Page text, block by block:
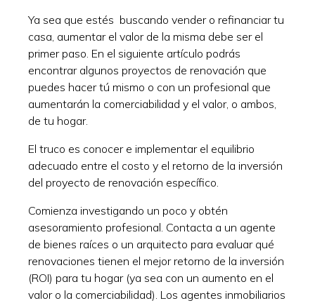
Ya sea que estés buscando vender o refinanciar tu
casa, aumentar el valor de la misma debe ser el
primer paso. En el siguiente artículo podrás
encontrar algunos proyectos de renovación que
puedes hacer tú mismo o con un profesional que
aumentarán la comerciabilidad y el valor, o ambos,
de tu hogar.
El truco es conocer e implementar el equilibrio
adecuado entre el costo y el retorno de la inversión
del proyecto de renovación específico.
Comienza investigando un poco y obtén
asesoramiento profesional. Contacta a un agente
de bienes raíces o un arquitecto para evaluar qué
renovaciones tienen el mejor retorno de la inversión
(ROI) para tu hogar (ya sea con un aumento en el
valor o la comerciabilidad). Los agentes inmobiliarios